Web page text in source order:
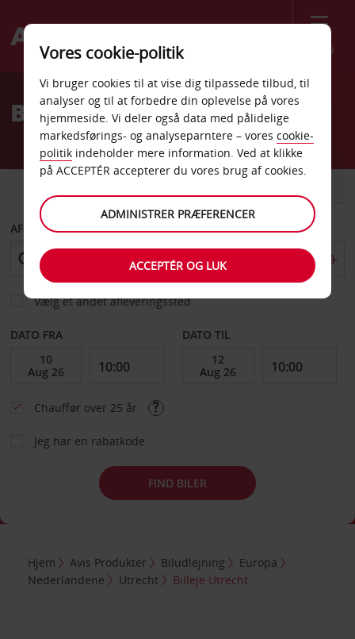
Menu
Welcome
AvisBilleje Utrecht
AFHENT FRA
Vælg et andet afleveringssted
DATO FRA DATO TIL
Chauffør over 25 år
Jeg har en rabatkode
FIND BILER
Hjem Avis Produkter Biludlejning
Europa
Nederlandene
Utrecht Billeje Utrecht
Vores cookie-politik
Vi bruger cookies til at vise dig tilpassede tilbud, til
analyser og til at forbedre din oplevelse på vores
hjemmeside. Vi deler også data med pålidelige
markedsførings- og analyseparntere – vores cookie-
politik indeholder mere information. Ved at klikke
på ACCEPTÉR accepterer du vores brug af cookies.
ADMINISTRER PRÆFERENCER
ACCEPTÉR OG LUK